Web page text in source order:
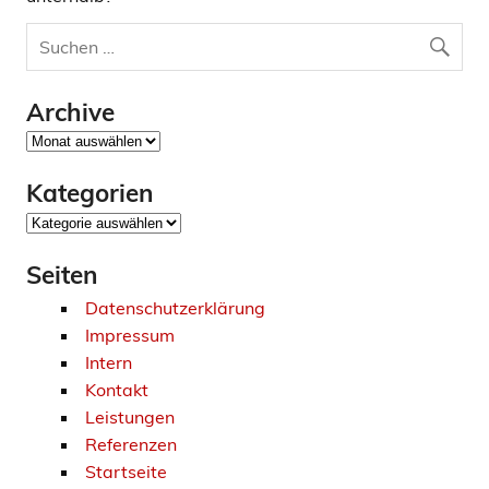
Archive
Archive
Kategorien
Kategorien
Seiten
Datenschutzerklärung
Impressum
Intern
Kontakt
Leistungen
Referenzen
Startseite